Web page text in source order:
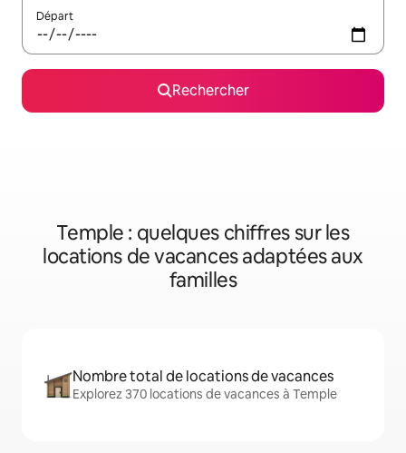
Départ
Rechercher
Temple : quelques chiffres sur les
locations de vacances adaptées aux
familles
Nombre total de locations de vacances
Explorez 370 locations de vacances à Temple